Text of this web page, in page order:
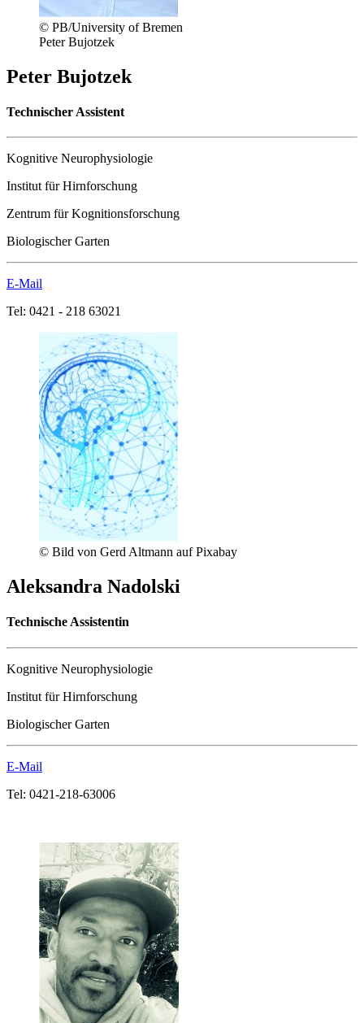
© PB/University of Bremen
Peter Bujotzek
Peter Bujotzek
Technischer Assistent
Kognitive Neurophysiologie
Institut für Hirnforschung
Zentrum für Kognitionsforschung
Biologischer Garten
E-Mail
Tel: 0421 - 218 63021
© Bild von Gerd Altmann auf Pixabay
Aleksandra Nadolski
Technische Assistentin
Kognitive Neurophysiologie
Institut für Hirnforschung
Biologischer Garten
E-Mail
Tel: 0421-218-63006